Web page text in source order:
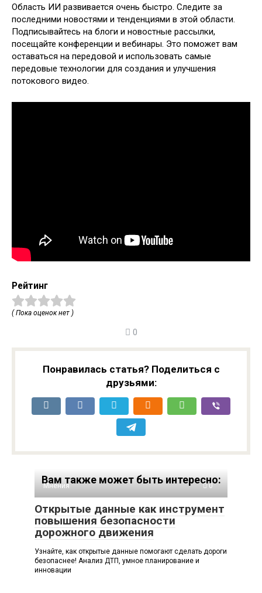
Область ИИ развивается очень быстро. Следите за
последними новостями и тенденциями в этой области.
Подписывайтесь на блоги и новостные рассылки,
посещайте конференции и вебинары. Это поможет вам
оставаться на передовой и использовать самые
передовые технологии для создания и улучшения
потокового видео.
Рейтинг
( Пока оценок нет )
0
Понравилась статья? Поделиться с
друзьями:
Вам также может быть интересно:
Мнения 0
Открытые данные как инструмент
повышения безопасности
дорожного движения
Узнайте, как открытые данные помогают сделать дороги
безопаснее! Анализ ДТП, умное планирование и
инновации